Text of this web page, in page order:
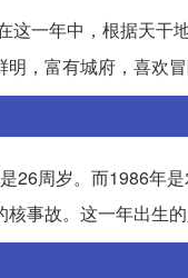
这一年中，根据天
，富有城府，喜欢冒
26周岁。而1986年
事故。这一年出生的